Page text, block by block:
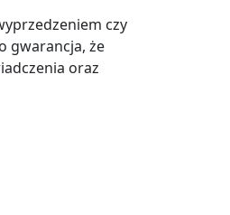
czy
gwarancja, że
oraz